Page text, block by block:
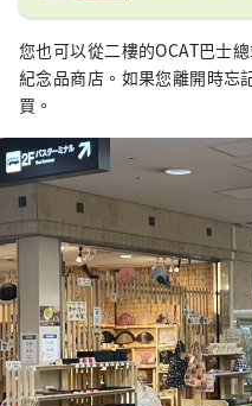
您也可以從二樓的OCAT巴士
紀念品商店。如果您離開時忘
買。